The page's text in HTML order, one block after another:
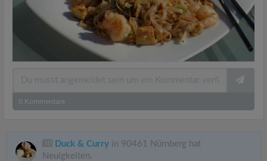
0 Kommentare
Duck & Curry in 90461 Nürnberg hat
Neuigkeiten.